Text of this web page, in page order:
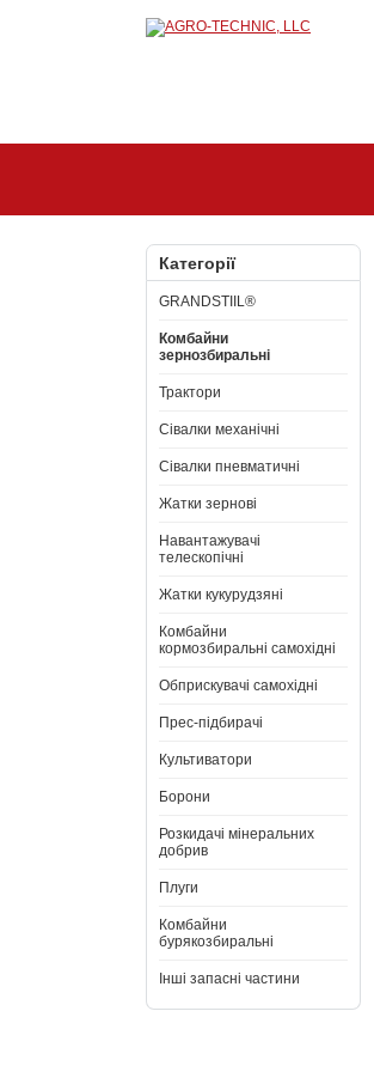
Категорії
GRANDSTIIL®
Комбайни
зернозбиральні
Трактори
Сівалки механічні
Сівалки пневматичні
Жатки зернові
Навантажувачі
телескопічні
Жатки кукурудзяні
Комбайни
кормозбиральні самохідні
Обприскувачі самохідні
Прес-підбирачі
Культиватори
Борони
Розкидачі мінеральних
добрив
Плуги
Комбайни
бурякозбиральні
Інші запасні частини